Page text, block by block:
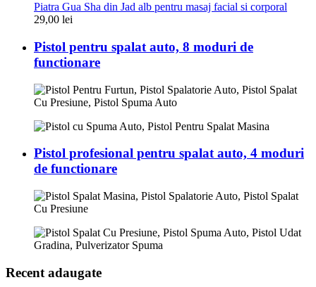
Piatra Gua Sha din Jad alb pentru masaj facial si corporal
29,00 lei
Pistol pentru spalat auto, 8 moduri de
functionare
Pistol profesional pentru spalat auto, 4 moduri
de functionare
Recent adaugate